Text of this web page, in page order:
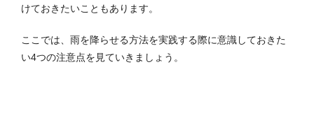
けておきたいこともあります。
ここでは、雨を降らせる方法を実践する際に意識しておきた
い4つの注意点を見ていきましょう。